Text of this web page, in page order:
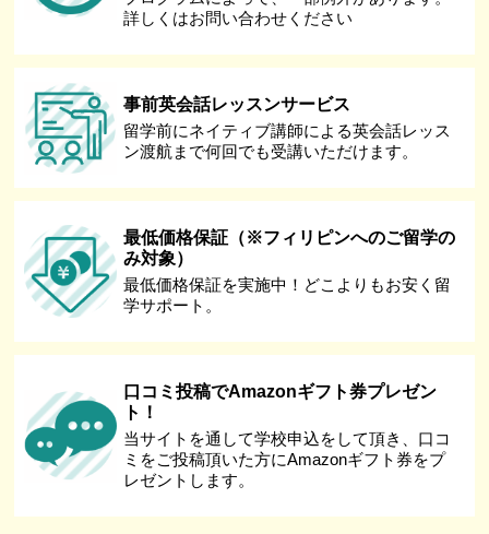
詳しくはお問い合わせください
事前英会話レッスンサービス
留学前にネイティブ講師による英会話レッス
ン渡航まで何回でも受講いただけます。
最低価格保証（※フィリピンへのご留学の
み対象）
最低価格保証を実施中！どこよりもお安く留
学サポート。
口コミ投稿でAmazonギフト券プレゼン
ト！
当サイトを通して学校申込をして頂き、口コ
ミをご投稿頂いた方にAmazonギフト券をプ
レゼントします。